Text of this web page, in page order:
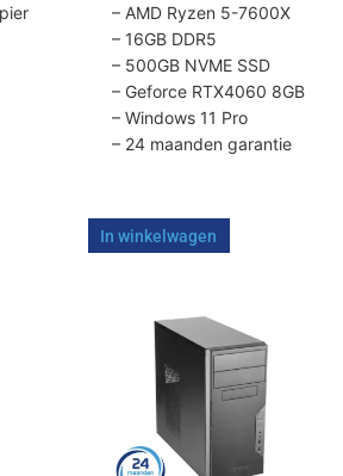
– AMD Ryzen 5-7600X
– 16GB DDR5
– 500GB NVME SSD
– Geforce RTX4060 8GB
– Windows 11 Pro
– 24 maanden garantie
In winkelwagen